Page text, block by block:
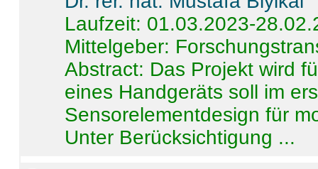
Laufzeit: 01.03.2023-
Mittelgeber:
Abstract: Das Projekt wird
eines Handgeräts soll im
Sensorelementdesign für
Unter Berücksichtigung ...